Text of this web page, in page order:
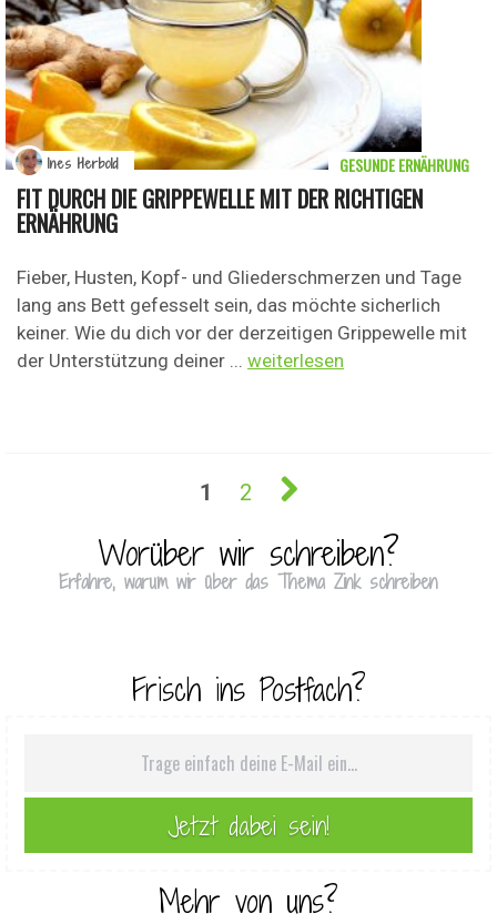
FIT DURCH DIE GRIPPEWELLE MIT DER RICHTIGEN
ERNÄHRUNG
Fieber, Husten, Kopf- und Gliederschmerzen und Tage
lang ans Bett gefesselt sein, das möchte sicherlich
keiner. Wie du dich vor der derzeitigen Grippewelle mit
der Unterstützung deiner ... weiterlesen
GESUNDE ERNÄHRUNG
Ines Herbold
1 2
Worüber wir schreiben?
Erfahre, warum wir über das Thema Zink schreiben
Frisch ins Postfach?
Mehr von uns?